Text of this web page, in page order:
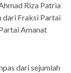
Riza Patria
dari Fraksi Partai
Amanat
dari sejumlah